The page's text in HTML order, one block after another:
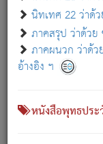
นิทเทศ 22 ว่าด้
ภาคสรุป ว่าด้วย
ภาคผนวก ว่าด้ว
อ้างอิง ฯ
หนังสือพุทธปร